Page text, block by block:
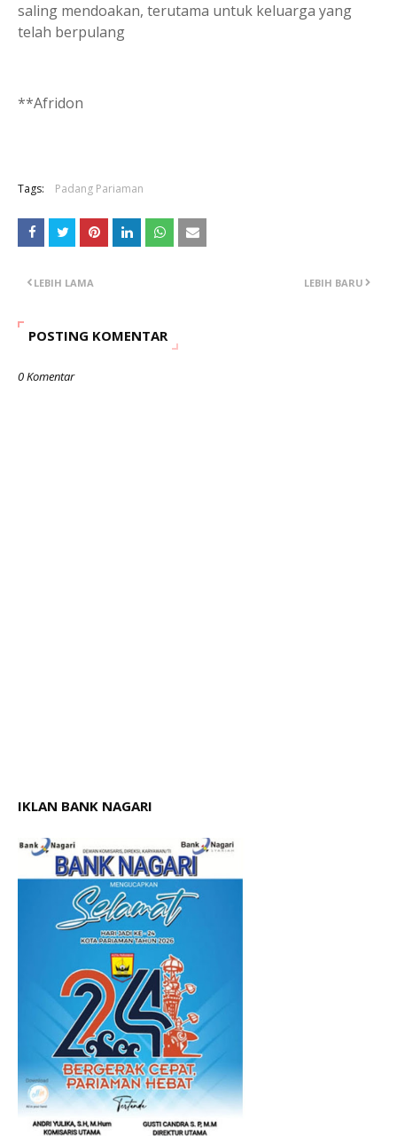
saling mendoakan, terutama untuk keluarga yang
telah berpulang
**Afridon
Tags: Padang Pariaman
LEBIH BARU
LEBIH LAMA
POSTING KOMENTAR
0 Komentar
IKLAN BANK NAGARI